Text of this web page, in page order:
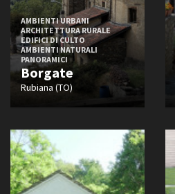
AMBIENTI URBANI
ARCHITETTURA RURALE
EDIFICI DI CULTO
AMBIENTI NATURALI
PANORAMICI
Borgate
Rubiana (TO)